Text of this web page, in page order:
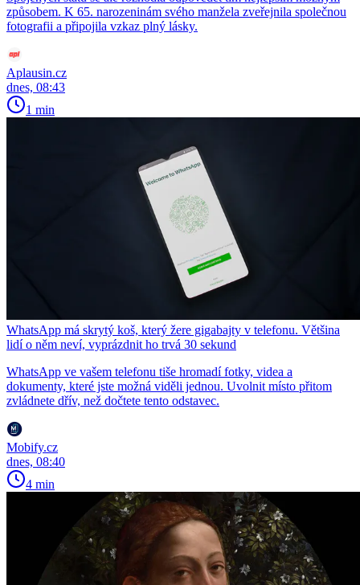
způsobem. K 65. narozeninám svého manžela zveřejnila společnou
fotografii a připojila vzkaz plný lásky.
Aplausin.cz
dnes, 08:43
1 min
WhatsApp má skrytý koš, který žere gigabajty v telefonu. Většina
lidí o něm neví, vyprázdnit ho trvá 30 sekund
WhatsApp ve vašem telefonu tiše hromadí fotky, videa a
dokumenty, které jste možná viděli jednou. Uvolnit místo přitom
zvládnete dřív, než dočtete tento odstavec.
Mobify.cz
dnes, 08:40
4 min